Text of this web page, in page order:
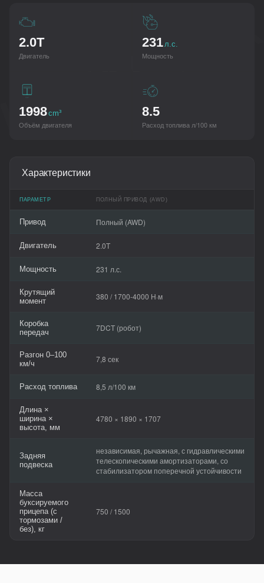
2.0T
Двигатель
231 л.с.
Мощность
1998cm³
Объём двигателя
8.5
Расход топлива л/100 км
Характеристики
ПАРАМЕТР ПОЛНЫЙ ПРИВОД (AWD)
Привод Полный (AWD)
Двигатель 2.0T
Мощность 231 л.с.
Крутящий
момент
380 / 1700-4000 Н·м
Коробка
передач
7DCT (робот)
Разгон 0–100
км/ч
7,8 сек
Расход топлива 8,5 л/100 км
Длина ×
ширина ×
высота, мм
4780 × 1890 × 1707
Задняя
подвеска
независимая, рычажная, с гидравлическими
телескопическими амортизаторами, со
стабилизатором поперечной устойчивости
Масса
буксируемого
прицепа (с
тормозами /
без), кг
750 / 1500